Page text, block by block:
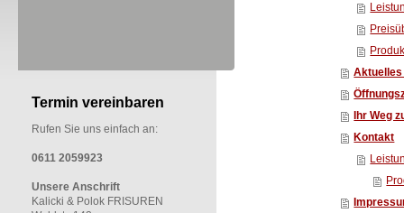
Ihr Weg
Kontakt
Termin vereinbaren
Rufen Sie uns einfach an:
0611 2059923
Unsere Anschrift
Kalicki & Polok FRISUREN